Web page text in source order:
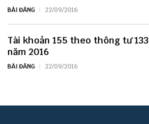
BÀI ĐĂNG 22/09/2016
Tài khoản 155 theo thông tư 133
năm 2016
BÀI ĐĂNG 22/09/2016